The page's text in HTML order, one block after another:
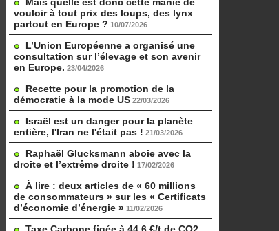
vouloir à tout prix des loups, des lynx
partout en Europe ? 10/07/2026
L’Union Européenne a organisé une
consultation sur l’élevage et son avenir
en Europe. 23/04/2026
Recette pour la promotion de la
démocratie à la mode US 22/03/2026
Israël est un danger pour la planète
entière, l'Iran ne l'était pas ! 21/03/2026
Raphaël Glucksmann aboie avec la
droite et l’extrême droite ! 17/02/2026
À lire : deux articles de « 60 millions
de consommateurs » sur les « Certificats
d’économie d’énergie » 11/02/2026